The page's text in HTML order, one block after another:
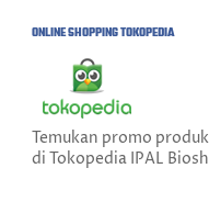
ONLINE SHOPPING TOKOPEDIA
Temukan promo
di Tokopedia IPAL